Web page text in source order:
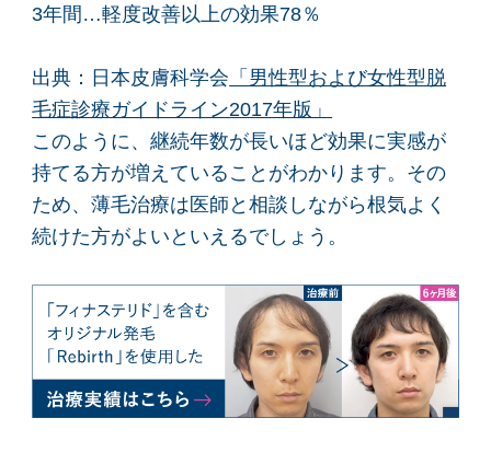
3年間…軽度改善以上の効果78％
出典：日本皮膚科学会 「男性型および女性型脱
毛症診療ガイドライン2017年版」
このように、継続年数が長いほど効果に実感が
持てる方が増えていることがわかります。その
ため、薄毛治療は医師と相談しながら根気よく
続けた方がよいといえるでしょう。